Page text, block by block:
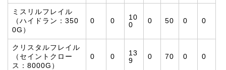
ミスリルフレイル
（ハイドラン：350
0G）
0 0
10
0
0 50 0 0
クリスタルフレイル
（セイントクロー
ス：8000G）
0 0
13
9
0 70 0 0